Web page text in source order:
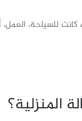
للسياحة،
المنزلية؟